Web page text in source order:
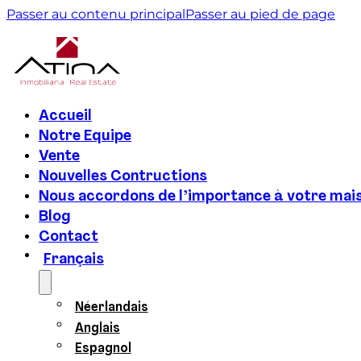
Passer au contenu principalPasser au pied de page
Accueil
Notre Equipe
Vente
Nouvelles Contructions
Nous accordons de l’importance à votre
Blog
Contact
Français
Néerlandais
Anglais
Espagnol